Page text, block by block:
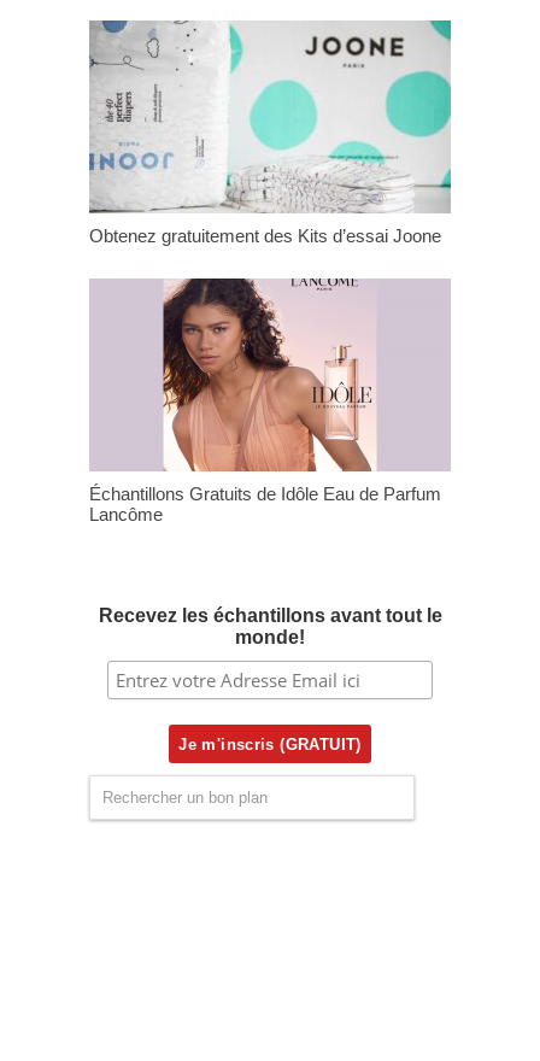
Obtenez gratuitement des Kits d’essai Joone
Échantillons Gratuits de Idôle Eau de Parfum
Lancôme
Recevez les échantillons avant tout le
monde!